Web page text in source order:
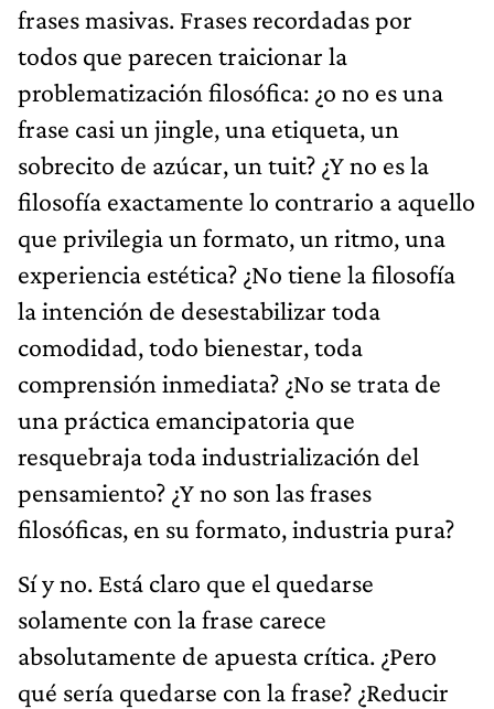
frases masivas. Frases recordadas por
todos que parecen traicionar la
problematización filosófica: ¿o no es una
frase casi un jingle, una etiqueta, un
sobrecito de azúcar, un tuit? ¿Y no es la
filosofía exactamente lo contrario a aquello
que privilegia un formato, un ritmo, una
experiencia estética? ¿No tiene la filosofía
la intención de desestabilizar toda
comodidad, todo bienestar, toda
comprensión inmediata? ¿No se trata de
una práctica emancipatoria que
resquebraja toda industrialización del
pensamiento? ¿Y no son las frases
filosóficas, en su formato, industria pura?
Sí y no. Está claro que el quedarse
solamente con la frase carece
absolutamente de apuesta crítica. ¿Pero
qué sería quedarse con la frase? ¿Reducir